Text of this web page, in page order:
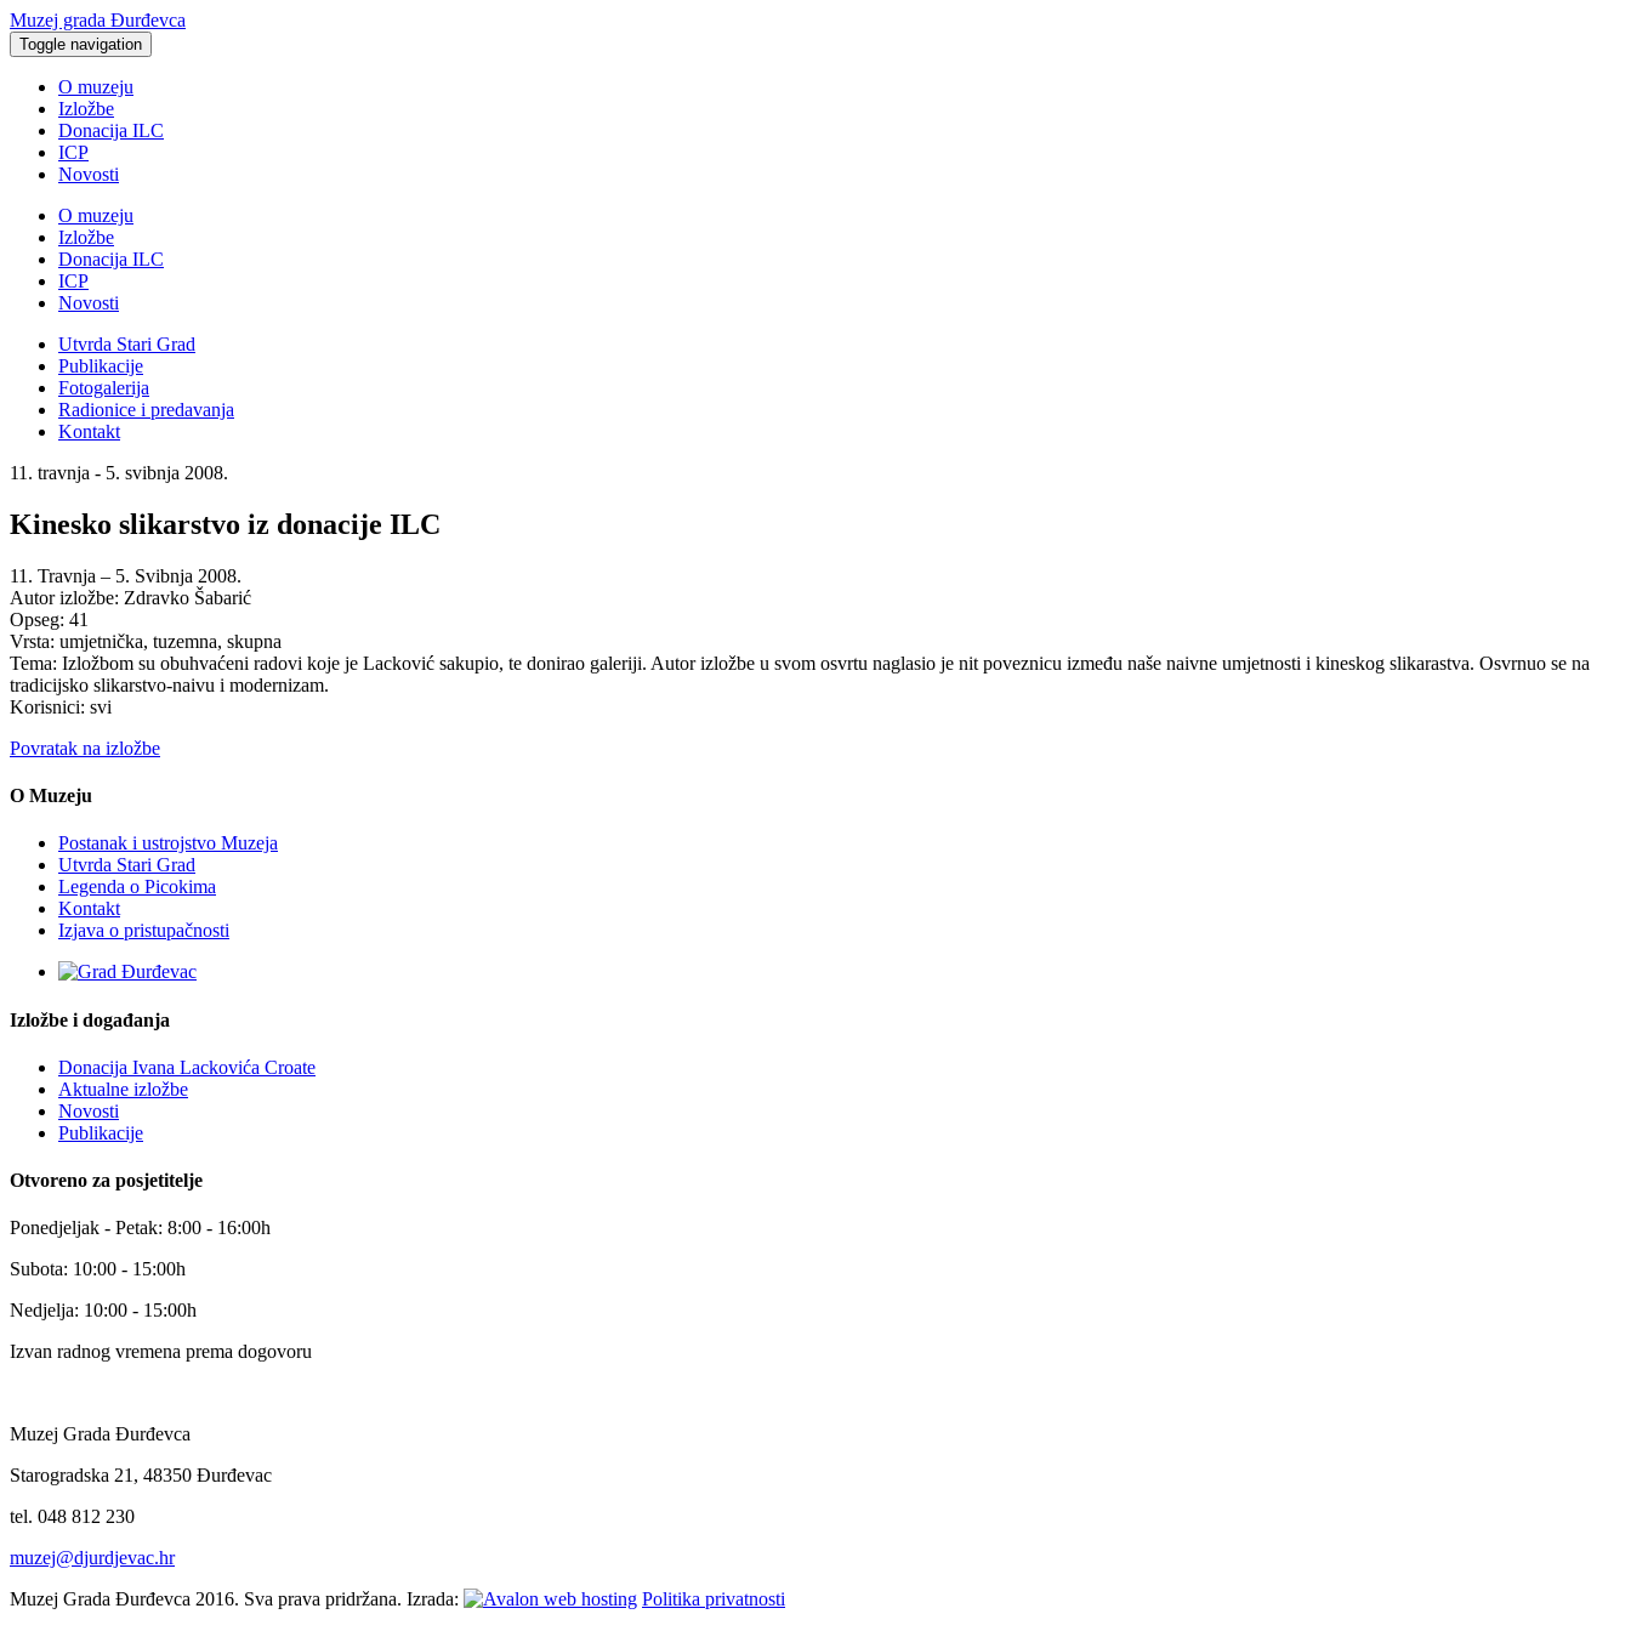
Muzej grada Đurđevca
Toggle navigation
O muzeju
Izložbe
Donacija ILC
ICP
Novosti
O muzeju
Izložbe
Donacija ILC
ICP
Novosti
Utvrda Stari Grad
Publikacije
Fotogalerija
Radionice i predavanja
Kontakt
11. travnja - 5. svibnja 2008.
Kinesko slikarstvo iz donacije ILC
11. Travnja – 5. Svibnja 2008.
Autor izložbe: Zdravko Šabarić
Opseg: 41
Vrsta: umjetnička, tuzemna, skupna
Tema: Izložbom su obuhvaćeni radovi koje je Lacković sakupio, te donirao galeriji. Autor izložbe u svom osvrtu naglasio je nit poveznicu između naše naivne umjetnosti i kineskog slikarastva. Osvrnuo se na
tradicijsko slikarstvo-naivu i modernizam.
Korisnici: svi
Povratak na izložbe
O Muzeju
Postanak i ustrojstvo Muzeja
Utvrda Stari Grad
Legenda o Picokima
Kontakt
Izjava o pristupačnosti
Izložbe i događanja
Donacija Ivana Lackovića Croate
Aktualne izložbe
Novosti
Publikacije
Otvoreno za posjetitelje
Ponedjeljak - Petak: 8:00 - 16:00h
Subota: 10:00 - 15:00h
Nedjelja: 10:00 - 15:00h
Izvan radnog vremena prema dogovoru
Muzej Grada Đurđevca
Starogradska 21, 48350 Đurđevac
tel. 048 812 230
muzej@djurdjevac.hr
Muzej Grada Đurđevca 2016. Sva prava pridržana. Izrada:
Politika privatnosti